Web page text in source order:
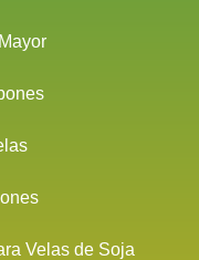
Velas de Soja